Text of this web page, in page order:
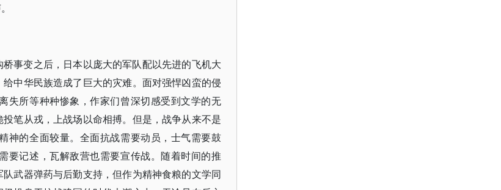
事变之后，日本以庞大的军队配以先进的飞机大
中华民族造成了巨大的灾难。面对强悍凶蛮的侵
失所等种种惨象，作家们曾深切感受到文学的无
笔从戎，上战场以命相搏。但是，战争从来不是
神的全面较量。全面抗战需要动员，士气需要鼓
要记述，瓦解敌营也需要宣传战。随着时间的推
武器弹药与后勤支持，但作为精神食粮的文学同